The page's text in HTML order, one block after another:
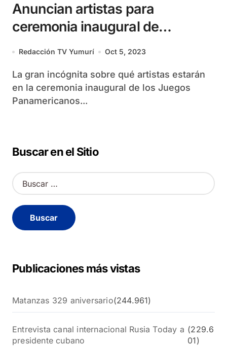
Anuncian artistas para
ceremonia inaugural de
Santiago 2023
Redacción TV Yumurí Oct 5, 2023
La gran incógnita sobre qué artistas estarán
en la ceremonia inaugural de los Juegos
Panamericanos...
Buscar en el Sitio
B
u
c
a
Publicaciones más vistas
Matanzas 329 aniversario(244.961)
Entrevista canal internacional Rusia Today a
presidente cubano
(229.6
01)